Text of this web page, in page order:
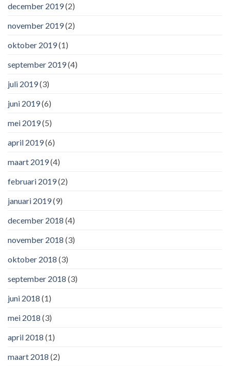
december 2019(2)
november 2019(2)
oktober 2019(1)
september 2019(4)
juli 2019(3)
juni 2019(6)
mei 2019(5)
april 2019(6)
maart 2019(4)
februari 2019(2)
januari 2019(9)
december 2018 (4)
november 2018 (3)
oktober 2018 (3)
september 2018 (3)
juni 2018 (1)
mei 2018 (3)
april 2018 (1)
maart 2018 (2)